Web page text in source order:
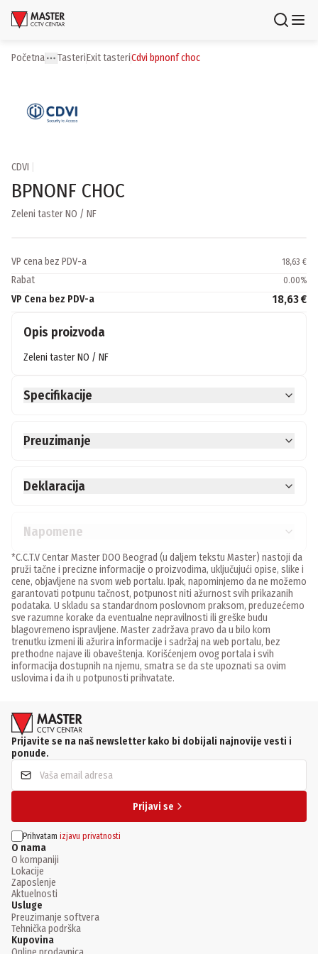
Uloguj se
Brendovi
Usluge i rešenja
Lokacije
Newsletter
Početna More
Toggle menu
tasteri exit tasteri cdvi bpnonf choc
CDVI
BPNONF CHOC
Zeleni taster NO / NF
VP cena bez PDV-a 18,63 €
Rabat 0.00%
VP Cena bez PDV-a 18,63 €
Opis proizvoda
Zeleni taster NO / NF
Specifikacije
Preuzimanje
Deklaracija
Napomene
*C.C.T.V Centar Master DOO Beograd (u daljem tekstu Master) nastoji da
pruži tačne i precizne informacije o proizvodima, uključujući opise, slike i
cene, objavljene na svom web portalu. Ipak, napominjemo da ne možemo
garantovati potpunu tačnost, potpunost niti ažurnost svih prikazanih
podataka. U skladu sa standardnom poslovnom praksom, preduzećemo
sve razumne korake da eventualne nepravilnosti ili greške budu
blagovremeno ispravljene. Master zadržava pravo da u bilo kom
trenutku izmeni ili ažurira informacije i sadržaj na web portalu, bez
prethodne najave ili obaveštenja. Korišćenjem ovog portala i svih
informacija dostupnih na njemu, smatra se da ste upoznati sa ovim
uslovima i da ih u potpunosti prihvatate.
Prijavite se na naš newsletter kako bi dobijali najnovije vesti i
ponude.
Prijavi se
Prihvatam izjavu privatnosti
O nama
O kompaniji
Lokacije
Zaposlenje
Aktuelnosti
Usluge
Preuzimanje softvera
Tehnička podrška
Kupovina